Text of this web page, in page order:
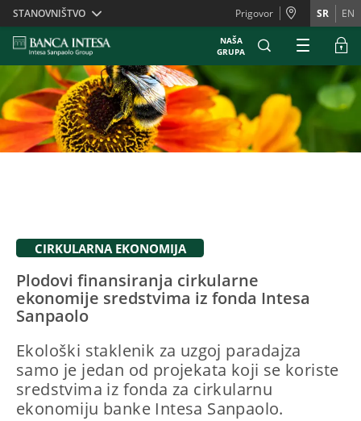
Skiplinks
STANOVNIŠTVO Prigovor SR EN
NAŠA
GRUPA
CIRKULARNA EKONOMIJA
Plodovi finansiranja cirkularne
ekonomije sredstvima iz fonda Intesa
Sanpaolo
Ekološki staklenik za uzgoj paradajza
samo je jedan od projekata koji se koriste
sredstvima iz fonda za cirkularnu
ekonomiju banke Intesa Sanpaolo.